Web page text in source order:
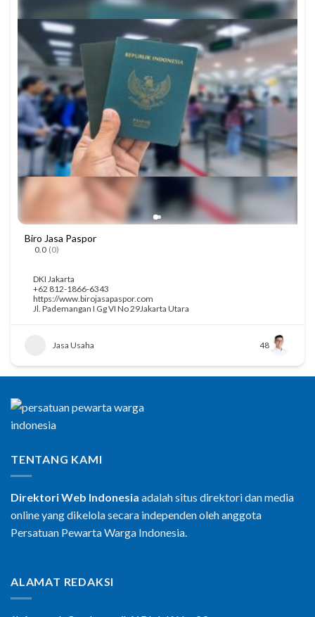
Biro Jasa Paspor
0.0 (0)
DKI Jakarta
+62 812-1866-6343
https://www.birojasapaspor.com
Jl. Pademangan I Gg VI No 29Jakarta Utara
Jasa Usaha 48
TENTANG KAMI
Direktori Web Indonesia adalah situs direktori dan media
online yang dikelola secara independen oleh anggota
Persatuan Pewarta Warga Indonesia.
ALAMAT REDAKSI